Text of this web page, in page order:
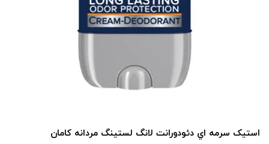
استيک سرمه اي دئودورانت لانگ لستينگ مردانه کامان